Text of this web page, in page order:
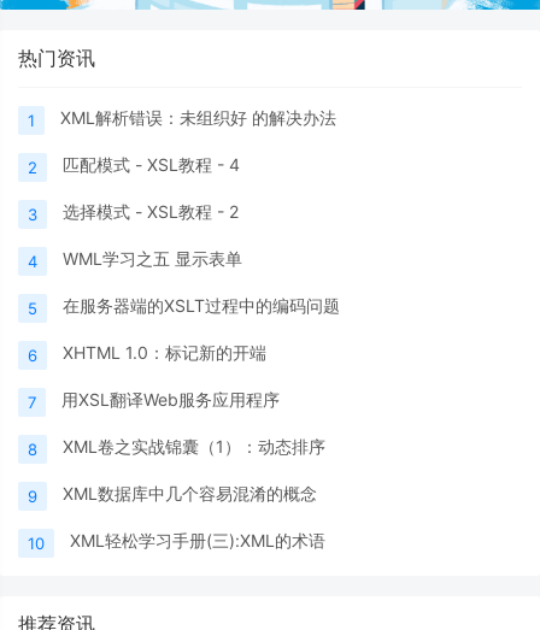
热门资讯
1 XML解析错误：未组织好 的解决办法
2 匹配模式 - XSL教程 - 4
3 选择模式 - XSL教程 - 2
4 WML学习之五 显示表单
5 在服务器端的XSLT过程中的编码问题
6 XHTML 1.0：标记新的开端
7 用XSL翻译Web服务应用程序
8 XML卷之实战锦囊（1）：动态排序
9 XML数据库中几个容易混淆的概念
10 XML轻松学习手册(三):XML的术语
推荐资讯